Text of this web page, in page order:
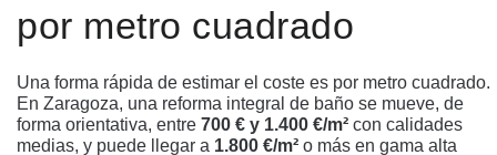
por metro cuadrado
Una forma rápida de estimar el coste es por metro cuadrado.
En Zaragoza, una reforma integral de baño se mueve, de
forma orientativa, entre 700 € y 1.400 €/m² con calidades
medias, y puede llegar a 1.800 €/m² o más en gama alta